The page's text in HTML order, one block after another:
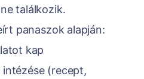
találkozik.
panaszok alapján:
kap
(recept,